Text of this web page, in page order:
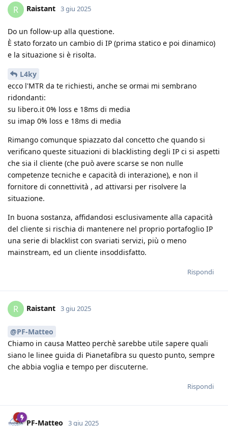
R Raistant 3 giu 2025
Do un follow-up alla questione.
È stato forzato un cambio di IP (prima statico e poi dinamico)
e la situazione si è risolta.
L4ky
ecco l'MTR da te richiesti, anche se ormai mi sembrano
ridondanti:
su libero.it 0% loss e 18ms di media
su imap 0% loss e 18ms di media
Rimango comunque spiazzato dal concetto che quando si
verificano queste situazioni di blacklisting degli IP ci si aspetti
che sia il cliente (che può avere scarse se non nulle
competenze tecniche e capacità di interazione), e non il
fornitore di connettività , ad attivarsi per risolvere la
situazione.
In buona sostanza, affidandosi esclusivamente alla capacità
del cliente si rischia di mantenere nel proprio portafoglio IP
una serie di blacklist con svariati servizi, più o meno
mainstream, ed un cliente insoddisfatto.
Rispondi
R Raistant 3 giu 2025
@PF-Matteo
Chiamo in causa Matteo perchè sarebbe utile sapere quali
siano le linee guida di Pianetafibra su questo punto, sempre
che abbia voglia e tempo per discuterne.
Rispondi
PF-Matteo 3 giu 2025